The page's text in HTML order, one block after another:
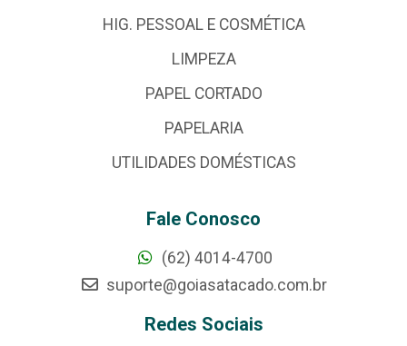
HIG. PESSOAL E COSMÉTICA
LIMPEZA
PAPEL CORTADO
PAPELARIA
UTILIDADES DOMÉSTICAS
Fale Conosco
(62) 4014-4700
suporte@goiasatacado.com.br
Redes Sociais